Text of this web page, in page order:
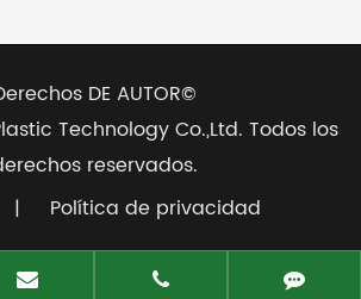
DE AUTOR©
Technology Co.,Ltd. Todos los
reservados.
| Política de privacidad